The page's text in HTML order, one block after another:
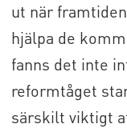
ut när
hjälpa de
fanns det inte
reformtåget
särskilt viktigt